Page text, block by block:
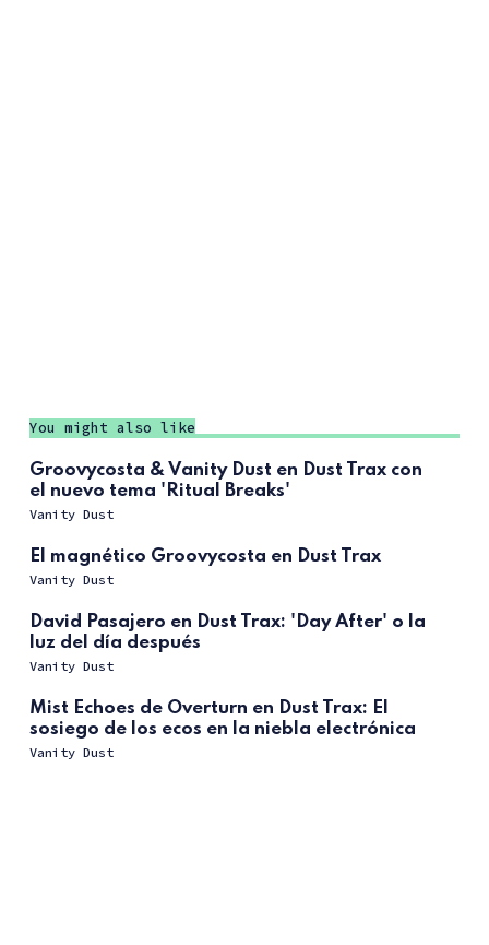
You might also like
Groovycosta & Vanity Dust en Dust Trax con
el nuevo tema 'Ritual Breaks'
Vanity Dust
El magnético Groovycosta en Dust Trax
Vanity Dust
David Pasajero en Dust Trax: 'Day After' o la
luz del día después
Vanity Dust
Mist Echoes de Overturn en Dust Trax: El
sosiego de los ecos en la niebla electrónica
Vanity Dust